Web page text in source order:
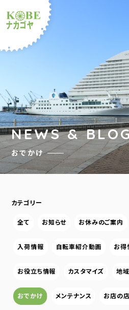
ルショップナカ
NEWS &
おでかけ
カテゴリー
全て お知らせ お休みのご案内
入荷情報 自転車紹介動画 お得
お役立ち情報 カスタマイズ 地
おでかけ メンテナンス お店の